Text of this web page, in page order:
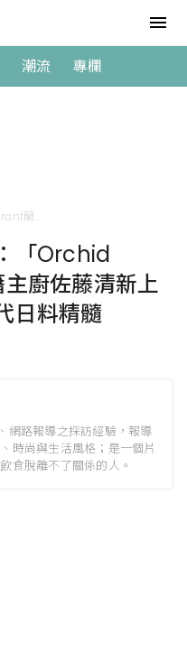
潮流 專欄
「Orchid
廚佐藤清新上
日料精髓
網路報導之採訪經驗，報導
時尚與生活風格；是一個片
食脫離不了關係的人。